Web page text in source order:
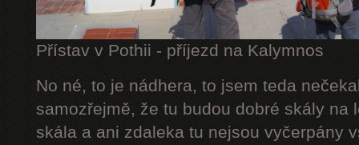
Přístav v Pothii - příjezd na Kalymnos
No né, to je nádhera, to jsem teda
samozřejmě, že tu budou dobré skály na
skála a ani zdaleka tu nejsou vyčerpány